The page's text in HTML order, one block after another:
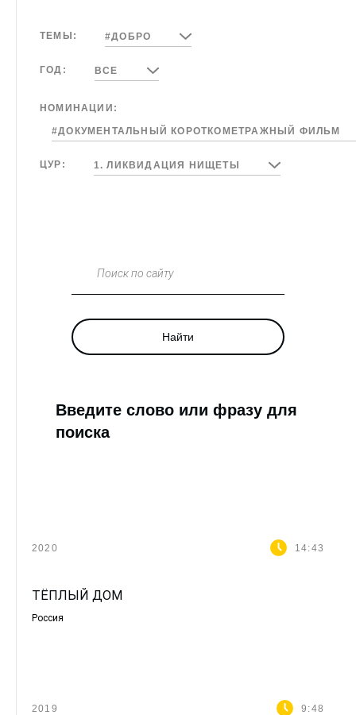
ТЕМЫ: #ДОБРО
ГОД: ВСЕ
НОМИНАЦИИ:
#ДОКУМЕНТАЛЬНЫЙ КОРОТКОМЕТРАЖНЫЙ ФИЛЬМ
ЦУР: 1. ЛИКВИДАЦИЯ НИЩЕТЫ
Поиск по сайту
Найти
Введите слово или фразу для
поиска
2020 14:43
ТЁПЛЫЙ ДОМ
Россия
2019 9:48